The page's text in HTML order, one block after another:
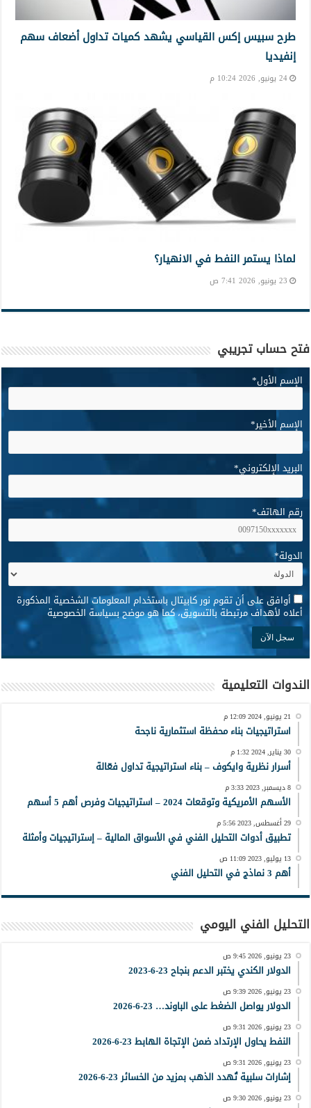
طرح سبيس إكس القياسي يشهد كميات تداول أضعاف سهم
إنفيديا
24 يونيو, 2026 10:24 م
لماذا يستمر النفط في الانهيار؟
23 يونيو, 2026 7:41 ص
فتح حساب تجريبي
الإسم الأول*
الإسم الأخير*
البريد الإلكتروني*
رقم الهاتف*
الدولة*
* أوافق على أن تقوم نور كابيتال باستخدام المعلومات الشخصية المذكورة
أعلاه لأهداف مرتبطة بالتسويق، كما هو موضح بسياسة الخصوصية
الندوات التعليمية
21 يونيو, 2024 12:09 م
استراتيجيات بناء محفظة استثمارية ناجحة
30 يناير, 2024 1:32 م
أسرار نظرية وايكوف – بناء استراتيجية تداول فعّالة
8 ديسمبر, 2023 3:33 م
الأسهم الأمريكية وتوقعات 2024 – استراتيجيات وفرص أهم 5 أسهم
29 أغسطس, 2023 5:56 م
تطبيق أدوات التحليل الفني في الأسواق المالية – إستراتيجيات وأمثلة
13 يوليو, 2023 11:09 ص
أهم 3 نماذج في التحليل الفني
التحليل الفني اليومي
23 يونيو, 2026 9:45 ص
الدولار الكندي يختبر الدعم بنجاح 23-6-2023
23 يونيو, 2026 9:39 ص
الدولار يواصل الضغط على الباوند… 23-6-2026
23 يونيو, 2026 9:31 ص
النفط يحاول الإرتداد ضمن الإتجاة الهابط 23-6-2026
23 يونيو, 2026 9:31 ص
إشارات سلبية تُهدد الذهب بمزيد من الخسائر 23-6-2026
23 يونيو, 2026 9:30 ص